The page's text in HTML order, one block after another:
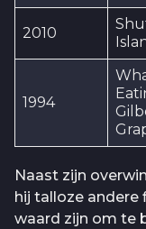
2010
1994
Naast zijn
hij talloze
waard zijn om te